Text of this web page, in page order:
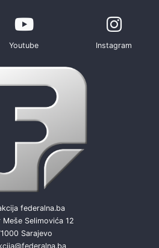
Youtube Instagram
federalna.ba
Meše Selimovića 12
Sarajevo